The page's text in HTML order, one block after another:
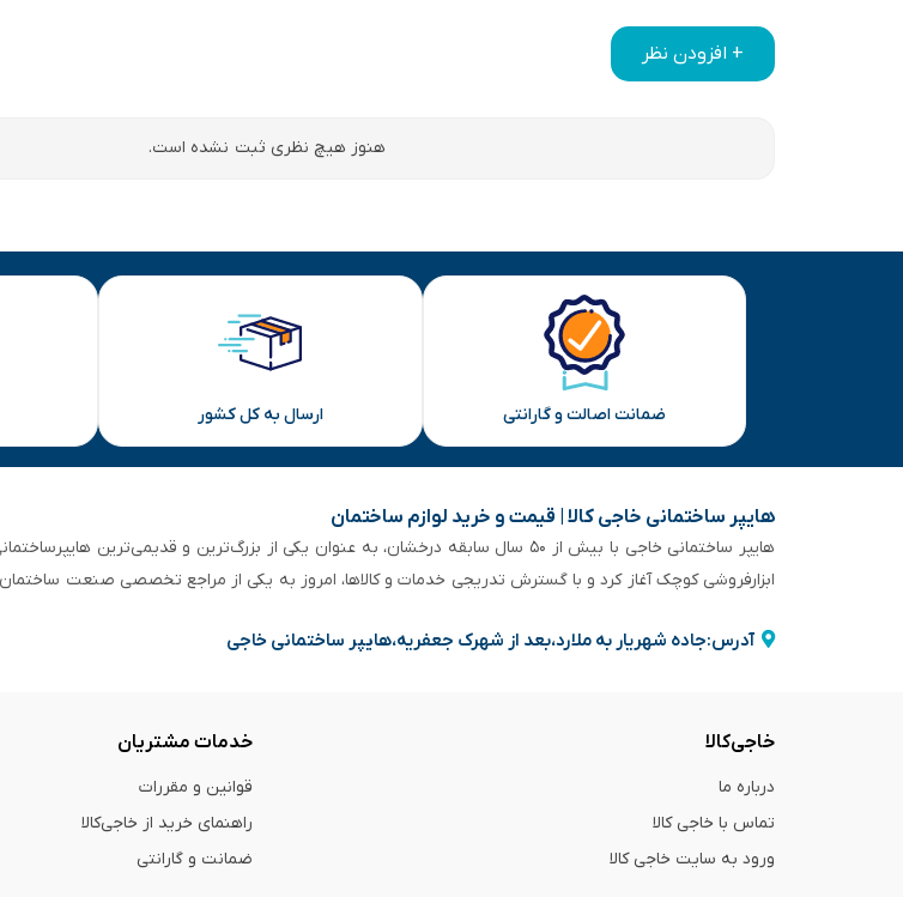
+ افزودن نظر
هنوز هیچ نظری ثبت نشده است.
ضمانت اصالت و گارانتی ارسال به کل کشور
هایپر ساختمانی خاجی‌ کالا | قیمت و خرید لوازم ساختمان
هایپر ساختمانی خاجی‌ با بیش از ۵۰ سال سابقه‌ درخشان، به عنوان یکی از بزرگ‌ترین و
ابزارفروشی کوچک آغاز کرد و با گسترش تدریجی خدمات و کالاها، امروز به یکی از مراجع تخصصی صنعت
آدرس:جاده شهریار به ملارد،بعد از شهرک جعفریه،هایپر ساختمانی خاجی
خاجی‌کالا
درباره ما
تماس با خاجی کالا
ورود به سایت خاجی‌ کالا
خدمات مشتریان
قوانین و مقررات
راهنمای خرید از خاجی‌کالا
ضمانت و گارانتی